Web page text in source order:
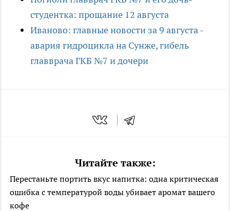
студентка: прощание 12 августа
Иваново: главные новости за 9 августа -
авария гидроцикла на Сунже, гибель
главврача ГКБ №7 и дочери
Читайте также:
Перестаньте портить вкус напитка: одна критическая
ошибка с температурой воды убивает аромат вашего
кофе